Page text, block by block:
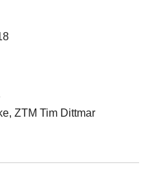
ZTM Tim Dittmar